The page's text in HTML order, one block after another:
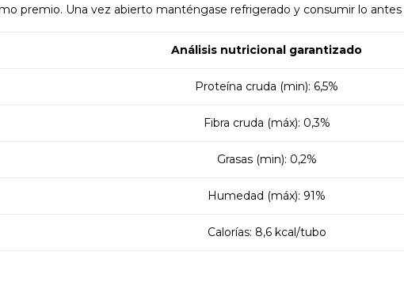
premio. Una vez abierto manténgase refrigerado y consumir lo antes
Análisis nutricional garantizado
Proteína cruda (min): 6,5%
Fibra cruda (máx): 0,3%
Grasas (min): 0,2%
Humedad (máx): 91%
Calorías: 8,6 kcal/tubo